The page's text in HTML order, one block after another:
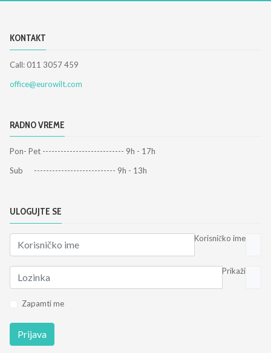
KONTAKT
Call: 011 3057 459
office@eurowilt.com
RADNO VREME
Pon- Pet --------------------------- 9h - 17h
Sub --------------------------- 9h - 13h
ULOGUJTE SE
Korisničko ime
Prikaži
Zapamti me
Prijava